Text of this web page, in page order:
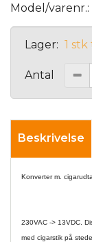
Model/varenr.:
Lager: 1
Antal
Beskrivelse
Konverter m.
230VAC -> 13VDC.
med cigarstik på